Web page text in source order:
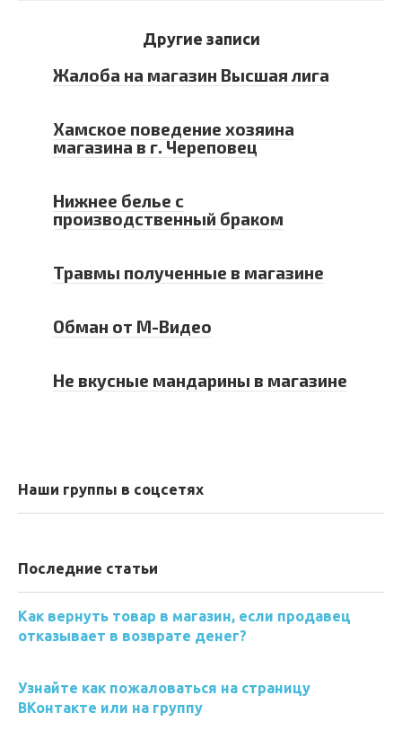
Другие записи
Жалоба на магазин Высшая лига
Хамское поведение хозяина
магазина в г. Череповец
Нижнее белье с
производственный браком
Травмы полученные в магазине
Обман от М-Видео
Не вкусные мандарины в магазине
Наши группы в соцсетях
Последние статьи
Как вернуть товар в магазин, если продавец
отказывает в возврате денег?
Узнайте как пожаловаться на страницу
ВКонтакте или на группу